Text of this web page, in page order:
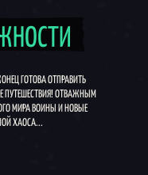
ГОТОВА ОТПРАВИТЬ
ПУТЕШЕСТВИЯ! ОТВАЖНЫМ
МИРА ВОИНЫ И НОВЫЕ
ХАОСА...